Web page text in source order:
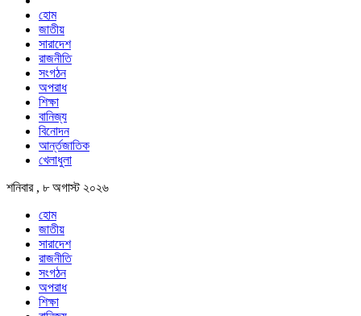
হোম
জাতীয়
সারাদেশ
রাজনীতি
সংগঠন
অপরাধ
শিক্ষা
বানিজ্য
বিনোদন
আর্ন্তজাতিক
খেলাধুলা
শনিবার , ৮ অগাস্ট ২০২৬
হোম
জাতীয়
সারাদেশ
রাজনীতি
সংগঠন
অপরাধ
শিক্ষা